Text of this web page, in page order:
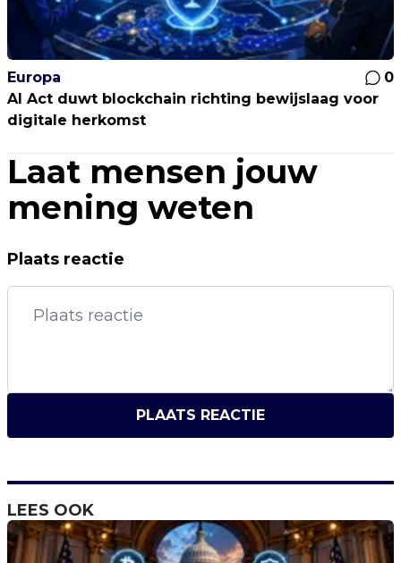
Europa
0
AI Act duwt blockchain richting bewijslaag voor
digitale herkomst
Laat mensen jouw
mening weten
Plaats reactie
PLAATS REACTIE
LEES OOK